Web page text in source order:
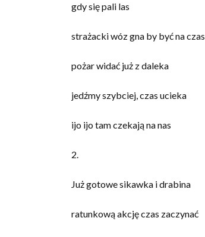
gdy się pali las
strażacki wóz gna by być na czas
pożar widać już z daleka
jedźmy szybciej, czas ucieka
ijo ijo tam czekają na nas
2.
Już gotowe sikawka i drabina
ratunkową akcję czas zaczynać